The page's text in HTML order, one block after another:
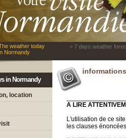
weather today
Normandy
> 7 days weather
in Normandy
location
A LIRE
L'utilisation de ce
les clauses